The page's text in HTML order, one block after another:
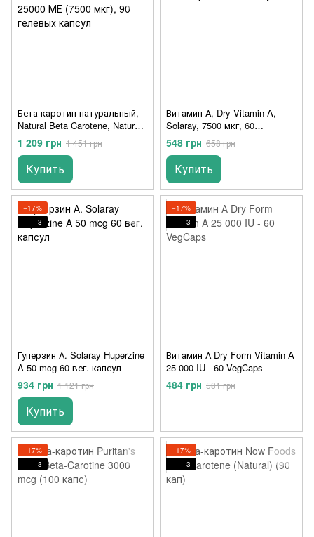
Бета-каротин натуральный,
Natural Beta Carotene, Nature's
Plus, 25000 МЕ (7500 мкг), 90
гелевых капсул
1 209 грн 1 451 грн
Купить
Витамин А, Dry Vitamin A,
Solaray, 7500 мкг, 60
вегетарианских капсул
548 грн 658 грн
Купить
−17%
3
Гуперзин А. Solaray Huperzine
A 50 mcg 60 вег. капсул
934 грн 1 121 грн
Купить
−17%
3
Витамин А Dry Form Vitamin A
25 000 IU - 60 VegCaps
484 грн 581 грн
−17%
3
−17%
3